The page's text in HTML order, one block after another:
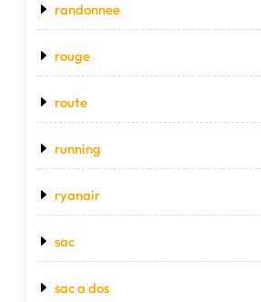
randonnee
rouge
route
running
ryanair
sac
sac a dos